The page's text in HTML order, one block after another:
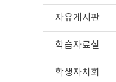
자유게시판
학습자료실
학생자치회